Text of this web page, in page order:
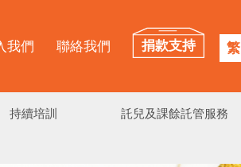
我們 聯絡我們 捐款支持 繁
持續培訓 託兒及課餘託管服務